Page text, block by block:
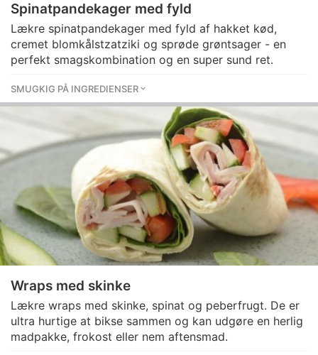
Spinatpandekager med fyld
Lækre spinatpandekager med fyld af hakket kød,
cremet blomkålstzatziki og sprøde grøntsager - en
perfekt smagskombination og en super sund ret.
SMUGKIG PÅ INGREDIENSER
Wraps med skinke
Lækre wraps med skinke, spinat og peberfrugt. De er
ultra hurtige at bikse sammen og kan udgøre en herlig
madpakke, frokost eller nem aftensmad.